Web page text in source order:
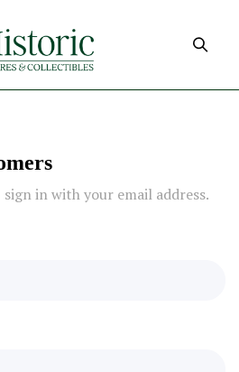
in with your email address.